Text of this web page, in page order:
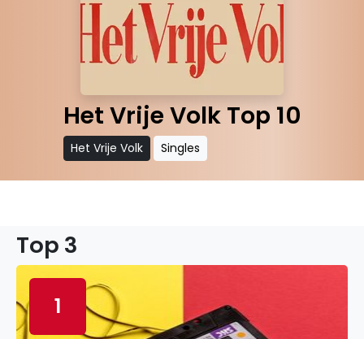
Het Vrije Volk Top 10
Het Vrije Volk Singles
Top 3
1